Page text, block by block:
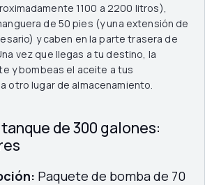
1100 a 2200 litros),
de 50 pies (y una extensión de
y caben en la parte trasera de
vez que llegas a tu destino, la
y bombeas el aceite a tus
otro lugar de almacenamiento.
de 300 galones:
Paquete de bomba de 70